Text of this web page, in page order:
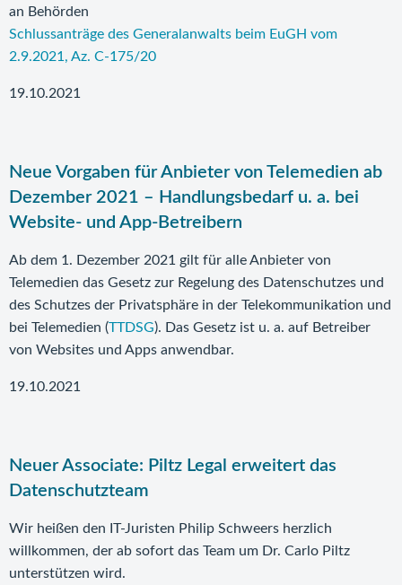
an Behörden
Schlussanträge des Generalanwalts beim EuGH vom
2.9.2021, Az. C-175/20
19.10.2021
Neue Vorgaben für Anbieter von Telemedien ab
Dezember 2021 – Handlungsbedarf u. a. bei
Website- und App-Betreibern
Ab dem 1. Dezember 2021 gilt für alle Anbieter von
Telemedien das Gesetz zur Regelung des Datenschutzes und
des Schutzes der Privatsphäre in der Telekommunikation und
bei Telemedien (TTDSG). Das Gesetz ist u. a. auf Betreiber
von Websites und Apps anwendbar.
19.10.2021
Neuer Associate: Piltz Legal erweitert das
Datenschutzteam
Wir heißen den IT-Juristen Philip Schweers herzlich
willkommen, der ab sofort das Team um Dr. Carlo Piltz
unterstützen wird.